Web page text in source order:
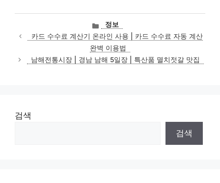
카
테
고
리
정보
카드 수수료 계산기 온라인 사용 | 카드 수수료 자동 계산
완벽 이용법
남해전통시장 | 경남 남해 5일장 | 특산품 멸치젓갈 맛집
검색
검색